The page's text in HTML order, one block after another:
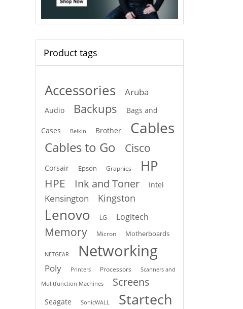
Product tags
Accessories Aruba
Audio Backups Bags and
Cases Belkin Brother Cables
Cables to Go Cisco
Corsair Epson Graphics HP
HPE Ink and Toner Intel
Kensington Kingston
Lenovo LG Logitech
Memory Micron Motherboards
NETGEAR Networking
Poly Printers Processors
Scanners and
Mulitfunction Machines
Screens
Seagate SonicWALL Startech